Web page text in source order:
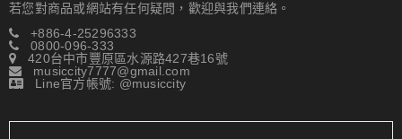
若您對商品或網站有任何疑問，歡迎與我們連絡。
+886-4-25296333
0800-096-333
420台中市豐原區水源路427巷16號
musiccity7777@gmail.com
Line官方帳號: @musiccity